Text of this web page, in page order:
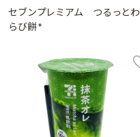
セブンプレミアム つるっとわ
らび餅 *